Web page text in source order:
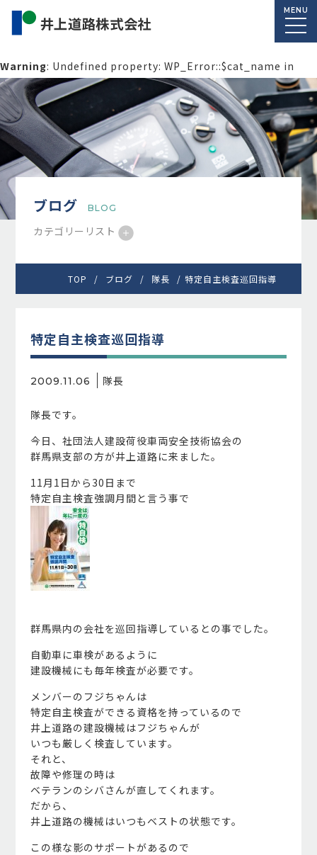
MENU
Warning: Undefined property: WP_Error::$cat_name in
/home/macolab2/inouedoro.co.jp/public_html/wp-
content/themes/inourdoro_theme_2024/single.phpon
line14
ブログ BLOG
カテゴリーリスト
TOP ブログ 隊長 特定自主検査巡回指導
特定自主検査巡回指導
2009.11.06 隊長
隊長です。
今日、社団法人建設荷役車両安全技術協会の
群馬県支部の方が井上道路に来ました。
11月1日から30日まで
特定自主検査強調月間と言う事で
群馬県内の会社を巡回指導しているとの事でした。
自動車に車検があるように
建設機械にも毎年検査が必要です。
メンバーのフジちゃんは
特定自主検査ができる資格を持っているので
井上道路の建設機械はフジちゃんが
いつも厳しく検査しています。
それと、
故障や修理の時は
ベテランのシバさんが直してくれます。
だから、
井上道路の機械はいつもベストの状態です。
この様な影のサポートがあるので